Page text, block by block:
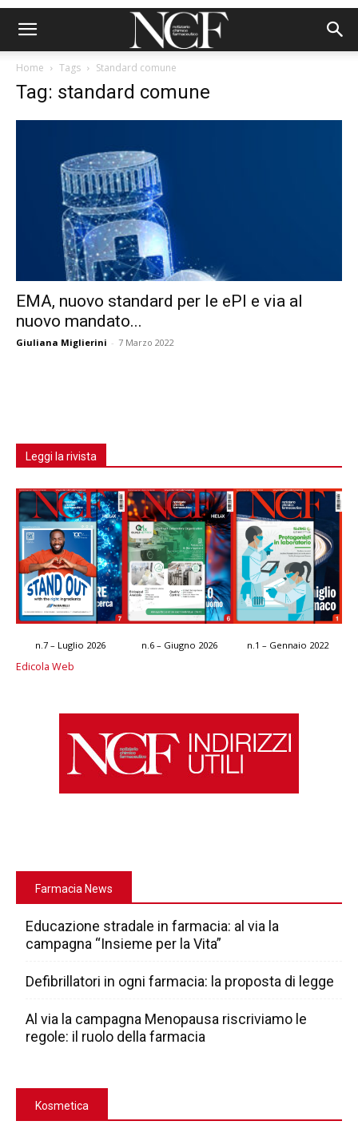
Home Tags Standard comune
Tag: standard comune
EMA, nuovo standard per le ePI e via al
nuovo mandato...
Giuliana Miglierini - 7 Marzo 2022
Leggi la rivista
n.7 – Luglio 2026 n.6 – Giugno 2026 n.1 – Gennaio 2022
Edicola Web
Farmacia News
Educazione stradale in farmacia: al via la
campagna “Insieme per la Vita”
Defibrillatori in ogni farmacia: la proposta di legge
Al via la campagna Menopausa riscriviamo le
regole: il ruolo della farmacia
Kosmetica